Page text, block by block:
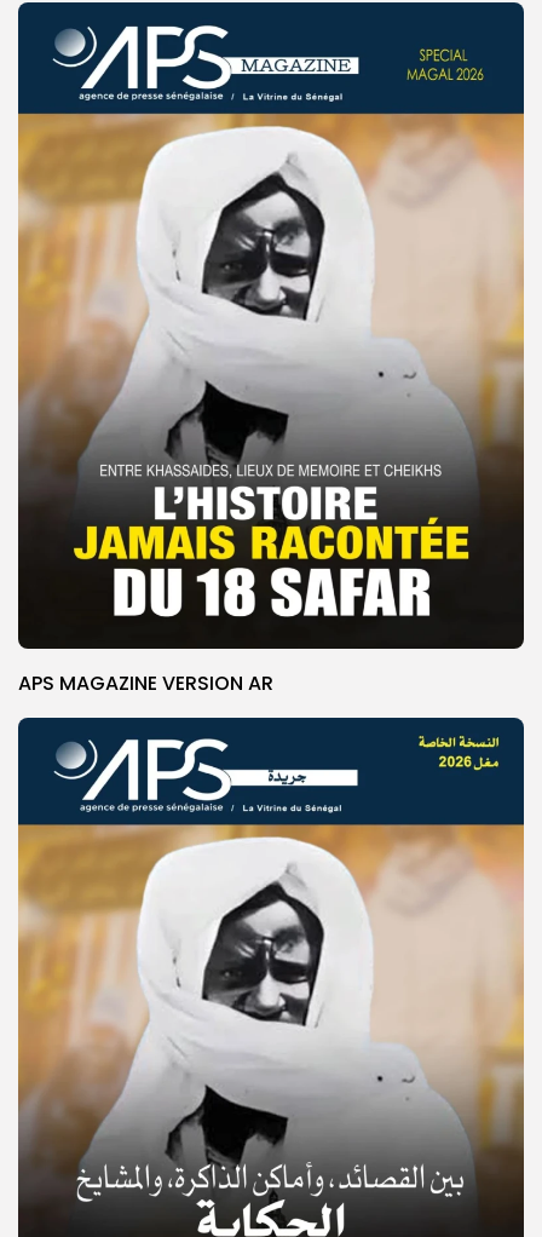
© Copyright 2025, APS
APS MAGAZINE VERSION AR